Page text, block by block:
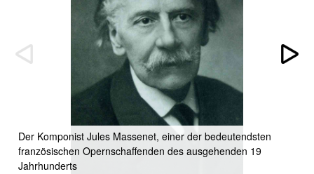
Der Komponist Jules Massenet, einer der bedeutendsten
französischen Opernschaffenden des ausgehenden 19
Jahrhunderts